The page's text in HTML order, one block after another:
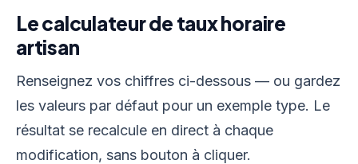
Le calculateur de taux horaire
artisan
Renseignez vos chiffres ci-dessous — ou gardez
les valeurs par défaut pour un exemple type. Le
résultat se recalcule en direct à chaque
modification, sans bouton à cliquer.